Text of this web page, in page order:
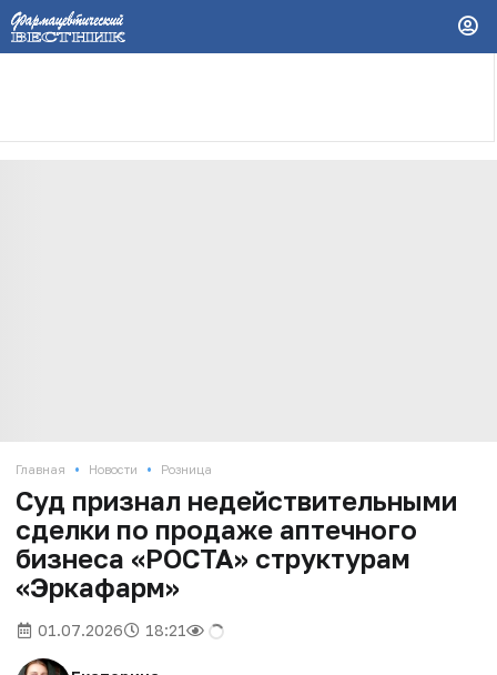
Главная • Новости • Розница
Суд признал недействительными
сделки по продаже аптечного
бизнеса «РОСТА» структурам
«Эркафарм»
01.07.2026 18:21